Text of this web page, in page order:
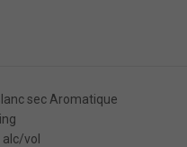
sec Aromatique
alc/vol